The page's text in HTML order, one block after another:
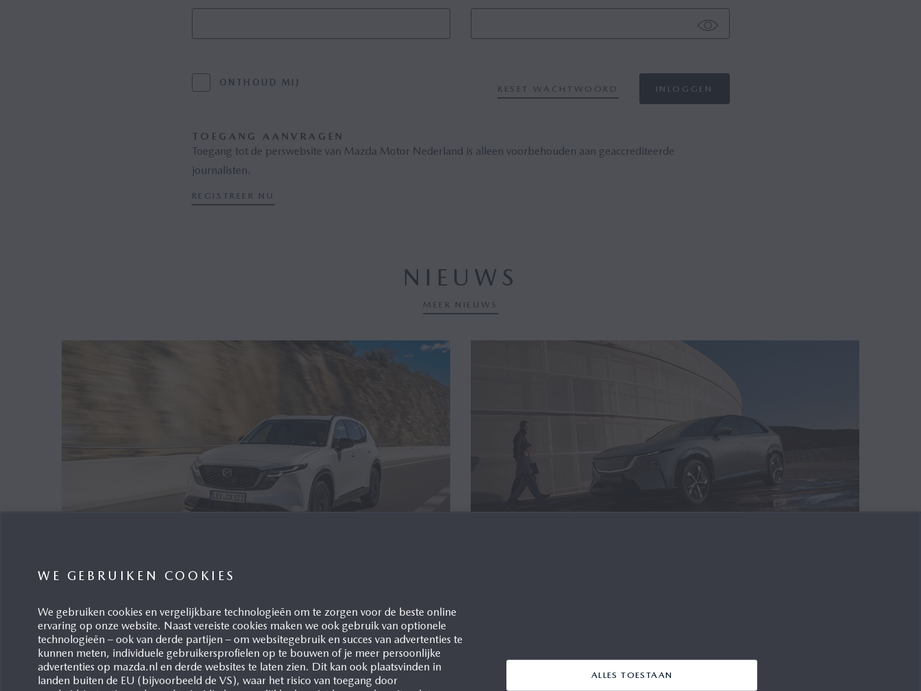
ONTHOUD MIJ
RESET WACHTWOORD INLOGGEN
TOEGANG AANVRAGEN
Toegang tot de perswebsite van Mazda Motor Nederland is alleen voorbehouden aan geaccrediteerde
journalisten.
REGISTREER NU
NIEUWS
VOLLEDIG NIEUWE MAZDA CX-5
Waddinxveen, 30/07/2026
DeAmerikaanse uitvoering van de volledig nieuwe Mazda CX-5 is
bekroond met de IIHS TOP SAFETY PICK 2026
veiligheidspakket
MEER NIEUWS
WE GEBRUIKEN COOKIES
We gebruiken cookies en vergelijkbare technologieën om te zorgen voor de beste online
ervaring op onze website. Naast vereiste cookies maken we ook gebruik van optionele
technologieën – ook van derde partijen – om websitegebruik en succes van advertenties te
kunnen meten, individuele gebruikersprofielen op te bouwen of je meer persoonlijke
advertenties op mazda.nl en derde websites te laten zien. Dit kan ook plaatsvinden in
landen buiten de EU (bijvoorbeeld de VS), waar het risico van toegang door
ALLES TOESTAAN